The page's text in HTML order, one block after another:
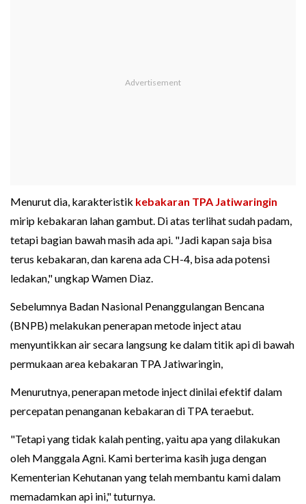
Menurut dia, karakteristik kebakaran TPA Jatiwaringin
mirip kebakaran lahan gambut. Di atas terlihat sudah padam,
tetapi bagian bawah masih ada api. "Jadi kapan saja bisa
terus kebakaran, dan karena ada CH-4, bisa ada potensi
ledakan," ungkap Wamen Diaz.
Sebelumnya Badan Nasional Penanggulangan Bencana
(BNPB) melakukan penerapan metode inject atau
menyuntikkan air secara langsung ke dalam titik api di bawah
permukaan area kebakaran TPA Jatiwaringin,
Menurutnya, penerapan metode inject dinilai efektif dalam
percepatan penanganan kebakaran di TPA teraebut.
"Tetapi yang tidak kalah penting, yaitu apa yang dilakukan
oleh Manggala Agni. Kami berterima kasih juga dengan
Kementerian Kehutanan yang telah membantu kami dalam
memadamkan api ini," tuturnya.